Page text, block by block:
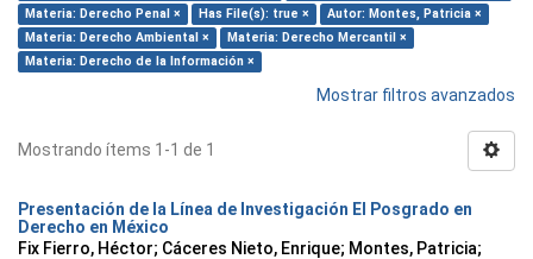
Materia: Derecho Penal ×
Has File(s): true ×
Autor: Montes, Patricia ×
Materia: Derecho Ambiental ×
Materia: Derecho Mercantil ×
Materia: Derecho de la Información ×
Mostrar filtros avanzados
Mostrando ítems 1-1 de 1
Presentación de la Línea de Investigación El Posgrado en
Derecho en México
Fix Fierro, Héctor; Cáceres Nieto, Enrique; Montes, Patricia;